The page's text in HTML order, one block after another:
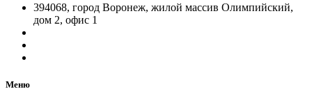
394068, город Воронеж, жилой массив Олимпийский,
дом 2, офис 1
Меню